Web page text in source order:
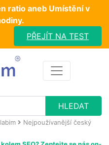
ratio aneb Umístění v
PŘEJÍT NA TEST
Nejpoužívanější český